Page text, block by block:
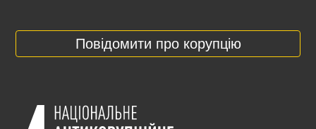
Повідомити про корупцію